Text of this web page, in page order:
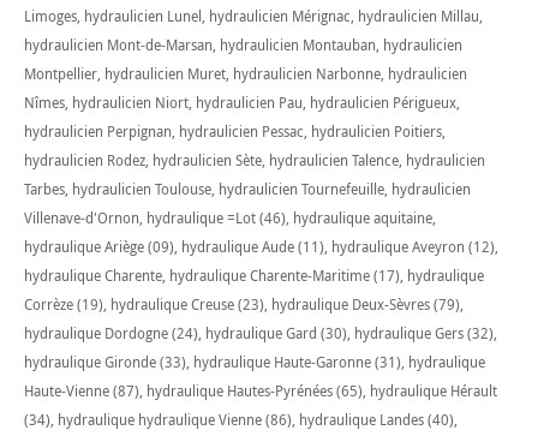
Limoges, hydraulicien Lunel, hydraulicien Mérignac, hydraulicien Millau,
hydraulicien Mont-de-Marsan, hydraulicien Montauban, hydraulicien
Montpellier, hydraulicien Muret, hydraulicien Narbonne, hydraulicien
Nîmes, hydraulicien Niort, hydraulicien Pau, hydraulicien Périgueux,
hydraulicien Perpignan, hydraulicien Pessac, hydraulicien Poitiers,
hydraulicien Rodez, hydraulicien Sète, hydraulicien Talence, hydraulicien
Tarbes, hydraulicien Toulouse, hydraulicien Tournefeuille, hydraulicien
Villenave-d'Ornon, hydraulique =Lot (46), hydraulique aquitaine,
hydraulique Ariège (09), hydraulique Aude (11), hydraulique Aveyron (12),
hydraulique Charente, hydraulique Charente-Maritime (17), hydraulique
Corrèze (19), hydraulique Creuse (23), hydraulique Deux-Sèvres (79),
hydraulique Dordogne (24), hydraulique Gard (30), hydraulique Gers (32),
hydraulique Gironde (33), hydraulique Haute-Garonne (31), hydraulique
Haute-Vienne (87), hydraulique Hautes-Pyrénées (65), hydraulique Hérault
(34), hydraulique hydraulique Vienne (86), hydraulique Landes (40),